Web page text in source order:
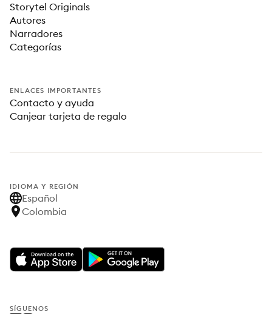
Storytel Originals
Autores
Narradores
Categorías
ENLACES IMPORTANTES
Contacto y ayuda
Canjear tarjeta de regalo
IDIOMA Y REGIÓN
Español
Colombia
SÍGUENOS